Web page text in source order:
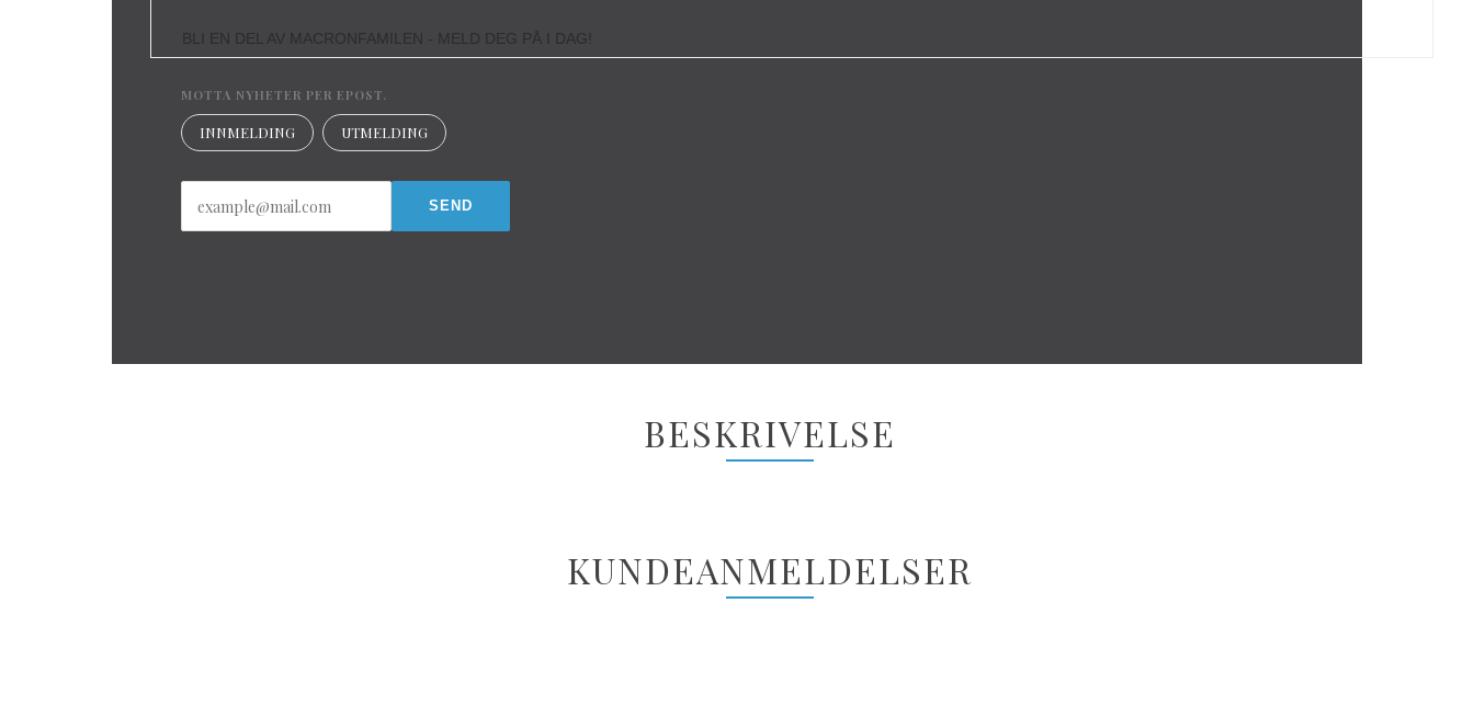
BLI EN DEL AV MACRONFAMILEN - MELD DEG PÅ I DAG!
MOTTA NYHETER PER EPOST.
INNMELDING UTMELDING
BESKRIVELSE
KUNDEANMELDELSER